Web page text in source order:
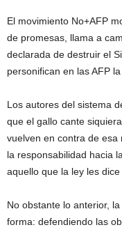
El movimiento No+AFP
de promesas, llama a
declarada de destruir el
personifican en las AFP
Los autores del sistema
que el gallo cante
vuelven en contra de esa
la responsabilidad hacia
aquello que la ley les
No obstante lo anterior,
forma: defendiendo las